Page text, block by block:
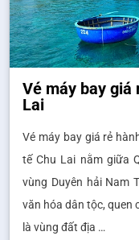
Vé máy bay giá
Lai
Vé máy bay giá rẻ
tế Chu Lai nằm giữa
vùng Duyên hải Nam
văn hóa dân tộc, quen
là vùng đất địa …